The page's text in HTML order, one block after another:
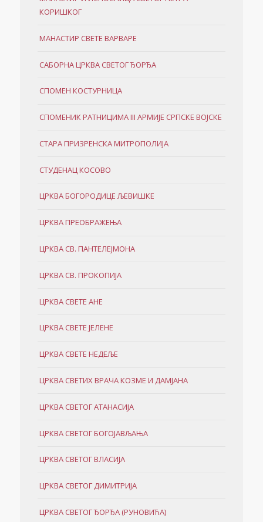
КОРИШКОГ
МАНАСТИР СВЕТЕ ВАРВАРЕ
САБОРНА ЦРКВА СВЕТОГ ЂОРЂА
СПОМЕН КОСТУРНИЦА
СПОМЕНИК РАТНИЦИМА III АРМИЈЕ СРПСКЕ ВОЈСКЕ
СТАРА ПРИЗРЕНСКА МИТРОПОЛИЈА
СТУДЕНАЦ КОСОВО
ЦРКВА БОГОРОДИЦЕ ЉЕВИШКЕ
ЦРКВА ПРЕОБРАЖЕЊА
ЦРКВА СВ. ПАНТЕЛЕЈМОНА
ЦРКВА СВ. ПРОКОПИЈА
ЦРКВА СВЕТЕ АНЕ
ЦРКВА СВЕТЕ ЈЕЛЕНЕ
ЦРКВА СВЕТЕ НЕДЕЉЕ
ЦРКВА СВЕТИХ ВРАЧА КОЗМЕ И ДАМЈАНА
ЦРКВА СВЕТОГ АТАНАСИЈА
ЦРКВА СВЕТОГ БОГОЈАВЉАЊА
ЦРКВА СВЕТОГ ВЛАСИЈА
ЦРКВА СВЕТОГ ДИМИТРИЈА
ЦРКВА СВЕТОГ ЂОРЂА (РУНОВИЋА)